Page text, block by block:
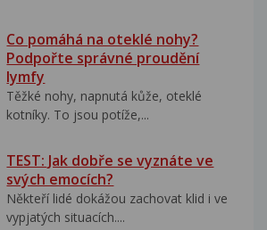
Co pomáhá na oteklé nohy?
Podpořte správné proudění
lymfy
Těžké nohy, napnutá kůže, oteklé
kotníky. To jsou potíže,...
TEST: Jak dobře se vyznáte ve
svých emocích?
Někteří lidé dokážou zachovat klid i ve
vypjatých situacích....